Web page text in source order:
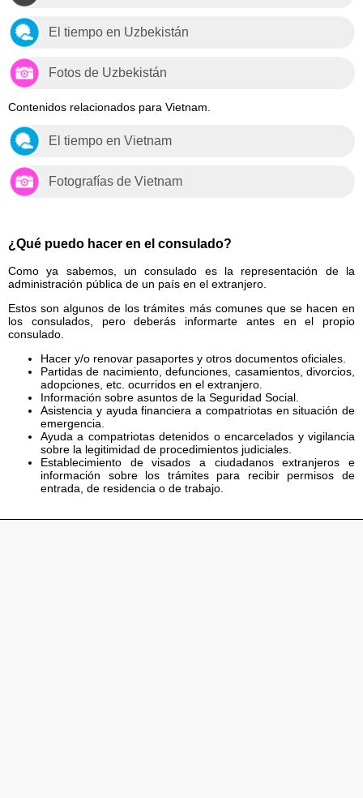
El tiempo en Uzbekistán
Fotos de Uzbekistán
Contenidos relacionados para Vietnam.
El tiempo en Vietnam
Fotografías de Vietnam
¿Qué puedo hacer en el consulado?
Como ya sabemos, un consulado es la representación de la
administración pública de un país en el extranjero.
Estos son algunos de los trámites más comunes que se hacen en
los consulados, pero deberás informarte antes en el propio
consulado.
Hacer y/o renovar pasaportes y otros documentos oficiales.
Partidas de nacimiento, defunciones, casamientos, divorcios,
adopciones, etc. ocurridos en el extranjero.
Información sobre asuntos de la Seguridad Social.
Asistencia y ayuda financiera a compatriotas en situación de
emergencia.
Ayuda a compatriotas detenidos o encarcelados y vigilancia
sobre la legitimidad de procedimientos judiciales.
Establecimiento de visados a ciudadanos extranjeros e
información sobre los trámites para recibir permisos de
entrada, de residencia o de trabajo.